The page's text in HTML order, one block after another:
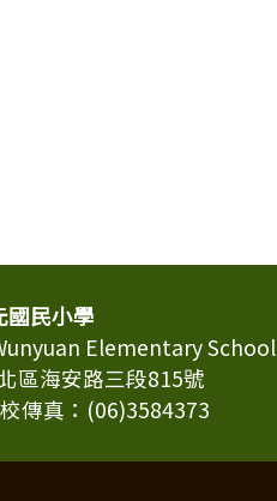
國民小學
Elementary School
區海安路三段815號
傳真：(06)3584373